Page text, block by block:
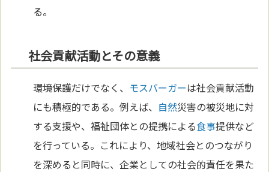
る。
社会貢献活動とその意義
環境保護だけでなく、 モスバーガーは社会貢献活動
にも積極的である。例えば、 自然災害の被災地に対
する支援や、福祉団体との提携による食事提供など
を行っている。これにより、地域社会とのつながり
を深めると同時に、企業としての社会的責任を果た